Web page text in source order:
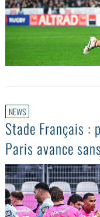
NEWS
Stade Français :
Paris avance